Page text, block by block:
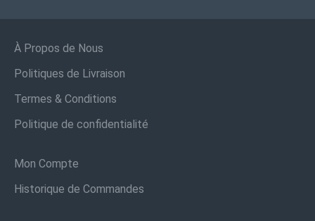
À Propos de Nous
Politiques de Livraison
Termes & Conditions
Politique de confidentialité
Mon Compte
Historique de Commandes